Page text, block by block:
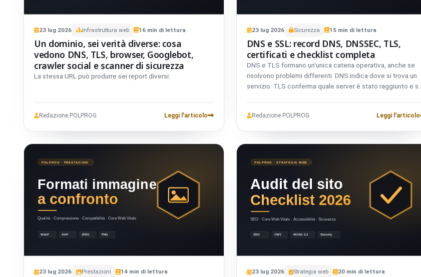
23 lug 2026 Infrastruttura web 16 min di lettura
Un dominio, sei verità diverse: cosa
vedono DNS, TLS, browser, Googlebot,
crawler social e scanner di sicurezza
La stessa URL può produrre sei report diversi:
Redazione POLPROG Leggi l'articolo
23 lug2026 Sicurezza 15 min di lettura
DNS e SSL: record DNS, DNSSEC, TLS,
certificati e checklist completa
DNS e TLS formano un’unica catena operativa, anche se
risolvono problemi differenti. DNS indica dove si trova un
servizio. TLS conferma quale server è stato raggiunto e se
Redazione POLPROG Leggi l'articolo
23 lug 2026 Prestazioni 14 min di lettura 23 lug2026 Strategia web 20 min di lettura